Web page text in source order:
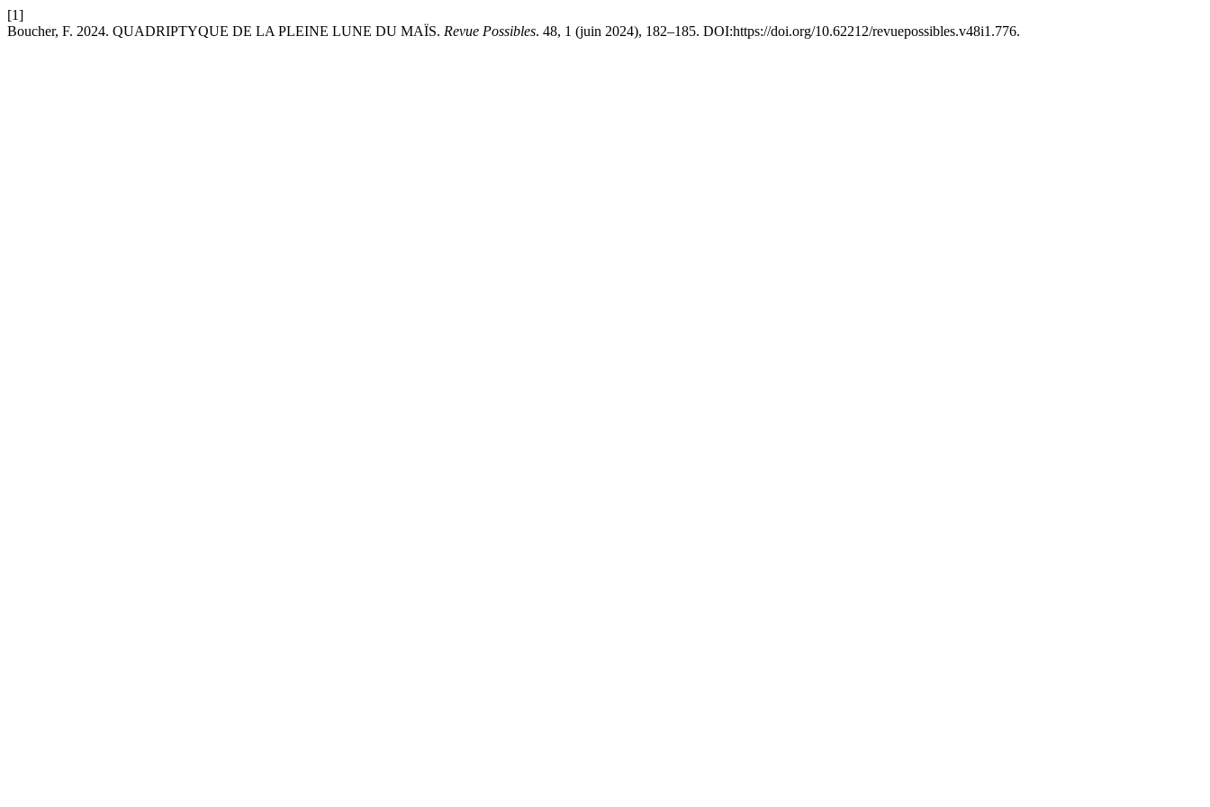
[1]
Boucher, F. 2024. QUADRIPTYQUE DE LA PLEINE LUNE DU MAÏS. Revue Possibles. 48, 1 (juin 2024), 182–185. DOI:https://doi.org/10.62212/revuepossibles.v48i1.776.